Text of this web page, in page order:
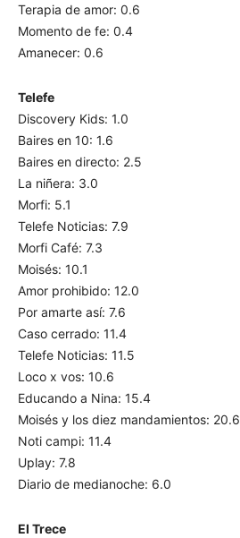
Terapia de amor: 0.6
Momento de fe: 0.4
Amanecer: 0.6
Telefe
Discovery Kids: 1.0
Baires en 10: 1.6
Baires en directo: 2.5
La niñera: 3.0
Morfi: 5.1
Telefe Noticias: 7.9
Morfi Café: 7.3
Moisés: 10.1
Amor prohibido: 12.0
Por amarte así: 7.6
Caso cerrado: 11.4
Telefe Noticias: 11.5
Loco x vos: 10.6
Educando a Nina: 15.4
Moisés y los diez mandamientos: 20.6
Noti campi: 11.4
Uplay: 7.8
Diario de medianoche: 6.0
El Trece